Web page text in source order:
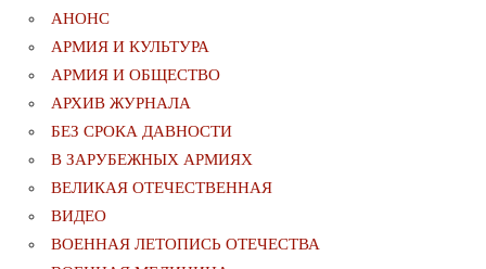
АНОНС
АРМИЯ И КУЛЬТУРА
АРМИЯ И ОБЩЕСТВО
АРХИВ ЖУРНАЛА
БЕЗ СРОКА ДАВНОСТИ
В ЗАРУБЕЖНЫХ АРМИЯХ
ВЕЛИКАЯ ОТЕЧЕСТВЕННАЯ
ВИДЕО
ВОЕННАЯ ЛЕТОПИСЬ ОТЕЧЕСТВА